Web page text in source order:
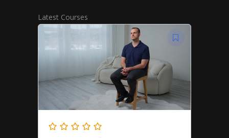
Latest Courses